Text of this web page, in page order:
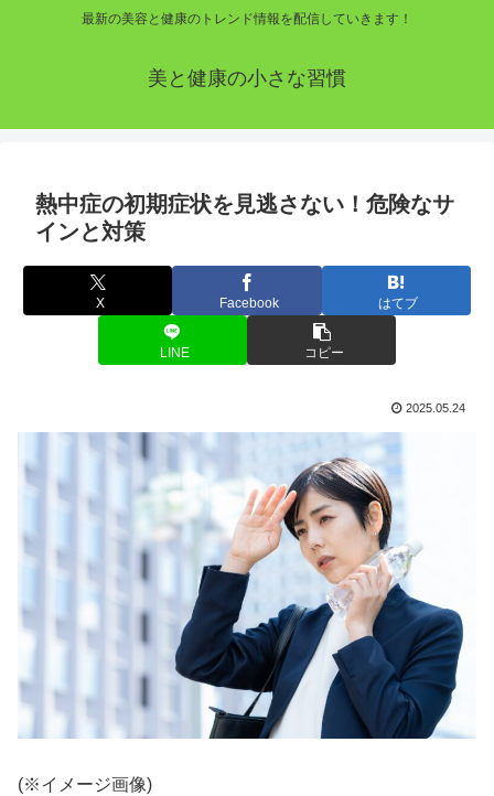
最新の美容と健康のトレンド情報を配信していきます！
美と健康の小さな習慣
熱中症の初期症状を見逃さない！危険なサ
インと対策
X Facebook はてブ
LINE コピー
2025.05.24
(※イメージ画像)